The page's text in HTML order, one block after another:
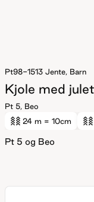
Pt98-1513 Jente, Barn
Kjole med
Pt 5, Beo
24 m = 10cm
Pt 5 og Beo